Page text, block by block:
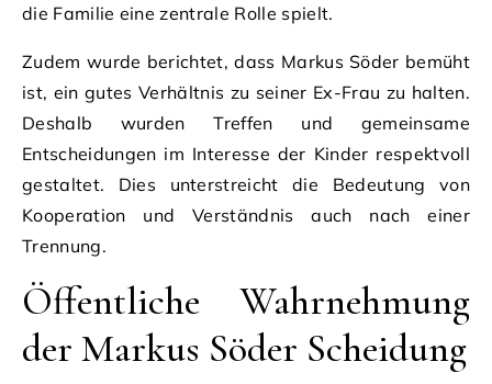
die Familie eine zentrale Rolle spielt.
Zudem wurde berichtet, dass Markus Söder bemüht
ist, ein gutes Verhältnis zu seiner Ex-Frau zu halten.
Deshalb wurden Treffen und gemeinsame
Entscheidungen im Interesse der Kinder respektvoll
gestaltet. Dies unterstreicht die Bedeutung von
Kooperation und Verständnis auch nach einer
Trennung.
Öffentliche Wahrnehmung
der Markus Söder Scheidung